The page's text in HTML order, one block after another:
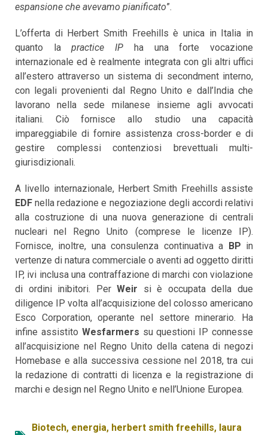
espansione che avevamo pianificato”.
L’offerta di Herbert Smith Freehills è unica in Italia in
quanto lapractice IP ha una forte vocazione
internazionale ed è realmente integrata con gli altri uffici
all’estero attraverso un sistema di secondment interno,
con legali provenienti dal Regno Unito e dall’India che
lavorano nella sede milanese insieme agli avvocati
italiani. Ciò fornisce allo studio una capacità
impareggiabile di fornire assistenza cross-border e di
gestire complessi contenziosi brevettuali multi-
giurisdizionali.
A livello internazionale, Herbert Smith Freehills assiste
EDFnella redazione e negoziazione degli accordi relativi
alla costruzione di una nuova generazione di centrali
nucleari nel Regno Unito (comprese le licenze IP).
Fornisce, inoltre, una consulenza continuativa a BP in
vertenze di natura commerciale o aventi ad oggetto diritti
IP, ivi inclusa una contraffazione di marchi con violazione
di ordini inibitori. PerWeir si è occupata della due
diligence IP volta all’acquisizione del colosso americano
Esco Corporation, operante nel settore minerario. Ha
infine assistito Wesfarmers su questioni IP connesse
all’acquisizione nel Regno Unito della catena di negozi
Homebase e alla successiva cessione nel 2018, tra cui
la redazione di contratti di licenza e la registrazione di
marchi e design nel Regno Unito e nell’Unione Europea.
Biotech, energia, herbert smith freehills, laura